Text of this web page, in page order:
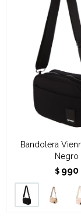
Bandolera
Negro
$ 990